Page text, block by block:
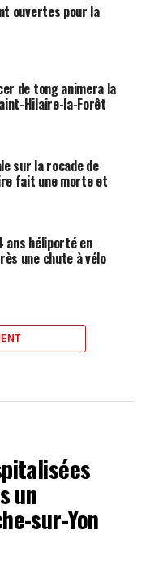
ouvertes pour la
de tong animera la
Hilaire-la-Forêt
sur la rocade de
fait une morte et
ans héliporté en
une chute à vélo
un
sur-Yon